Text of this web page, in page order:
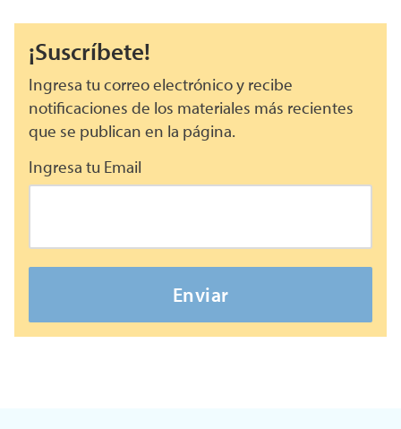
¡Suscríbete!
Ingresa tu correo electrónico y recibe
notificaciones de los materiales más recientes
que se publican en la página.
Ingresa tu Email
Enviar